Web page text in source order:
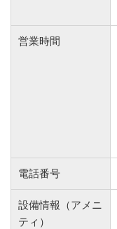
営業時間
電話番号
設備情報（アメニ
ティ）